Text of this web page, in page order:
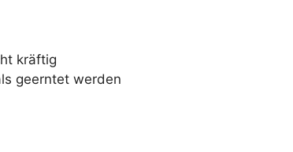
kräftig
geerntet werden